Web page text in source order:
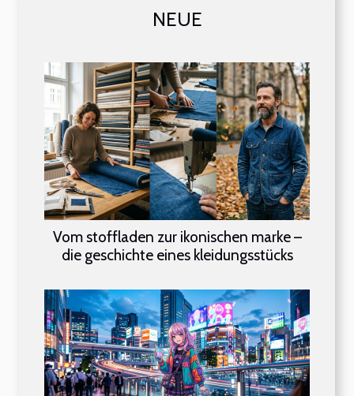
NEUE
Vom stoffladen zur ikonischen marke –
die geschichte eines kleidungsstücks